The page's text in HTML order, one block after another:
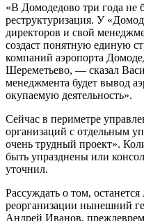
«В Домодедово три года не
реструктуризация. У
директоров и свой
создаст понятную единую
компаний аэропорта
Шереметьево, — сказал
менеджмента будет вывод
окупаемую деятельность».
Сейчас в периметре
организаций с отдельным
очень трудный проект».
быть упразднены или
уточнил.
Рассуждать о том,
реорганизации нынешний
Андрей Иванов,